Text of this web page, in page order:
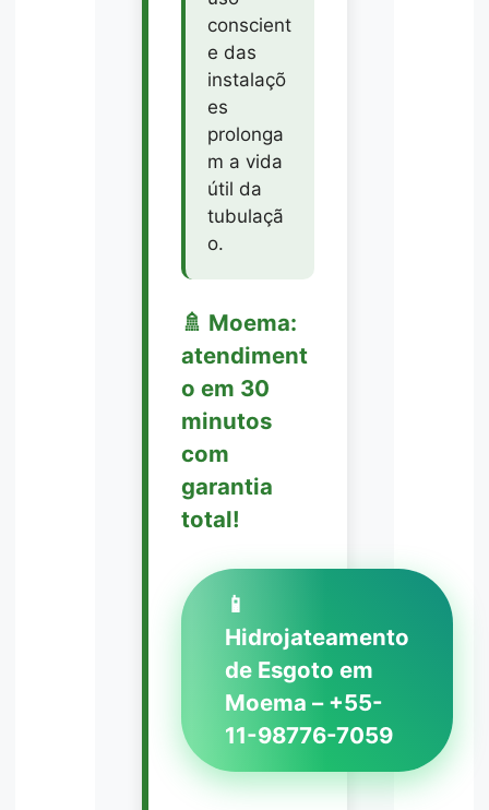
conscient
e das
instalaçõ
es
prolonga
m a vida
útil da
tubulaçã
o.
🚿 Moema:
atendiment
o em 30
minutos
com
garantia
total!
📱
Hidrojateamento
de Esgoto em
Moema – +55-
11-98776-7059